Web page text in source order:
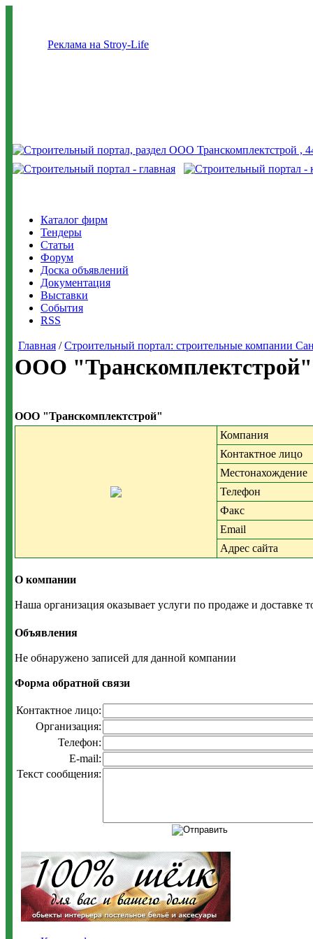
Реклама на Stroy-Life
Каталог фирм
Тендеры
Статьи
Форум
Доска объявлений
Документация
Выставки
События
RSS
Главная /Строительный портал: строительные компании
ООО
ООО "Транскомплектстрой"
Компания
Контактное лицо
Местонахождение
Телефон
Факс
Email
Адрес сайта
О компании
Наша организация оказывает услуги по продаже и
Объявления
Не обнаружено записей для данной компании
Форма обратной связи
Контактное лицо:
Организация:
Телефон:
E-mail:
Текст сообщения: